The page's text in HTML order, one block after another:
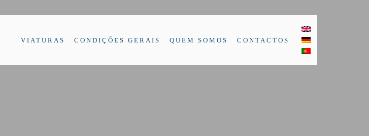
VIATURAS CONDIÇÕES GERAIS QUEM SOMOS CONTACTOS